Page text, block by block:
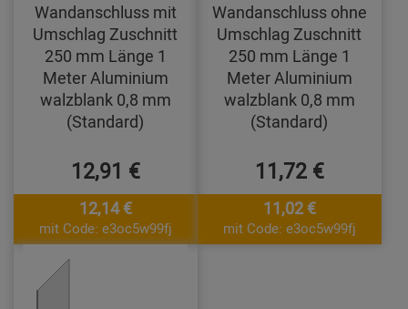
Wandanschluss mit
Umschlag Zuschnitt
250 mm Länge 1
Meter Aluminium
walzblank 0,8 mm
(Standard)
12,91 €
12,14 €
mit Code: e3oc5w99fj
Wandanschluss ohne
Umschlag Zuschnitt
250 mm Länge 1
Meter Aluminium
walzblank 0,8 mm
(Standard)
11,72 €
11,02 €
mit Code: e3oc5w99fj